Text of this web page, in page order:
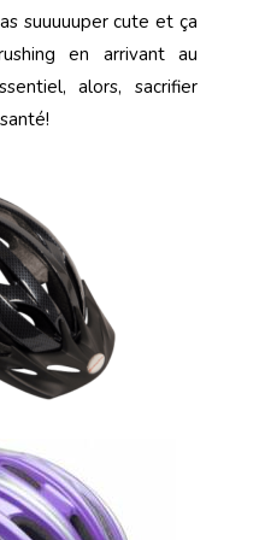
suuuuuper cute et ça
en arrivant au
alors, sacrifier